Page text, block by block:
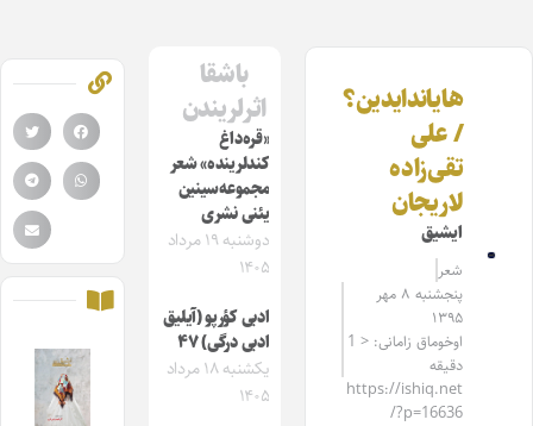
هایاندایدین؟
/ علی
تقی‌زاده
لاریجان
ایشیق
شعر
پنجشنبه ۸ مهر
۱۳۹۵
اوخوماق زامانی: < 1
دقیقه
https://ishiq.net
/?p=16636
باشقا
اثرلریندن
«قره‌داغ
کندلرینده» شعر
مجموعه‌سینین
یئنی نشری
دوشنبه ۱۹ مرداد
۱۴۰۵
ادبی کؤرپو (آیلیق
ادبی درگی) ۴۷
یکشنبه ۱۸ مرداد
۱۴۰۵